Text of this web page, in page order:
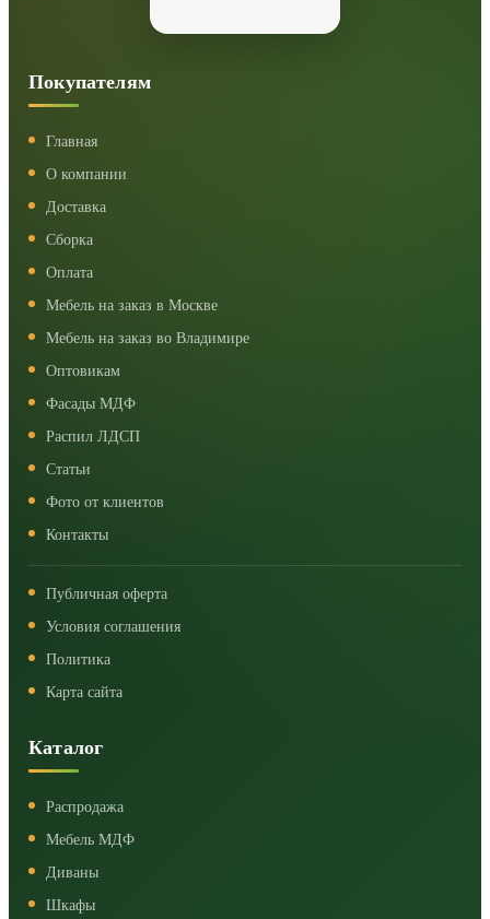
Покупателям
Главная
О компании
Доставка
Сборка
Оплата
Мебель на заказ в Москве
Мебель на заказ во Владимире
Оптовикам
Фасады МДФ
Распил ЛДСП
Статьи
Фото от клиентов
Контакты
Публичная оферта
Условия соглашения
Политика
Карта сайта
Каталог
Распродажа
Мебель МДФ
Диваны
Шкафы